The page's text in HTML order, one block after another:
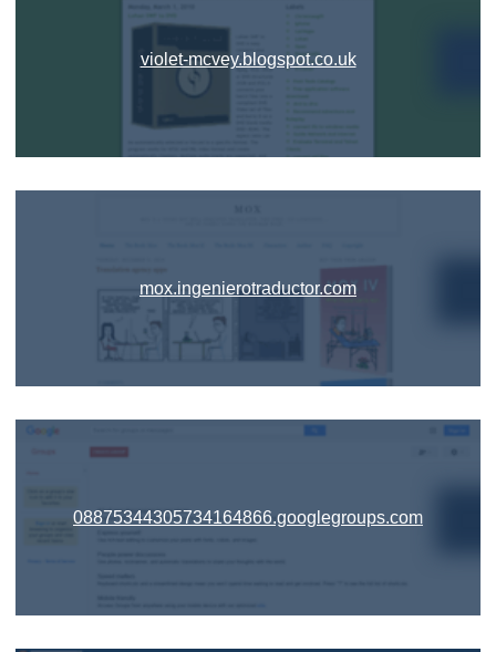
violet-mcvey.blogspot.co.uk
mox.ingenierotraductor.com
08875344305734164866.googlegroups.com